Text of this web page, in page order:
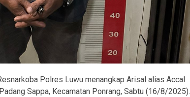
Polres Luwu menangkap Arisal alias Accal
Sappa, Kecamatan Ponrang, Sabtu (16/8/2025).